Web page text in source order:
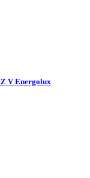
V Energolux